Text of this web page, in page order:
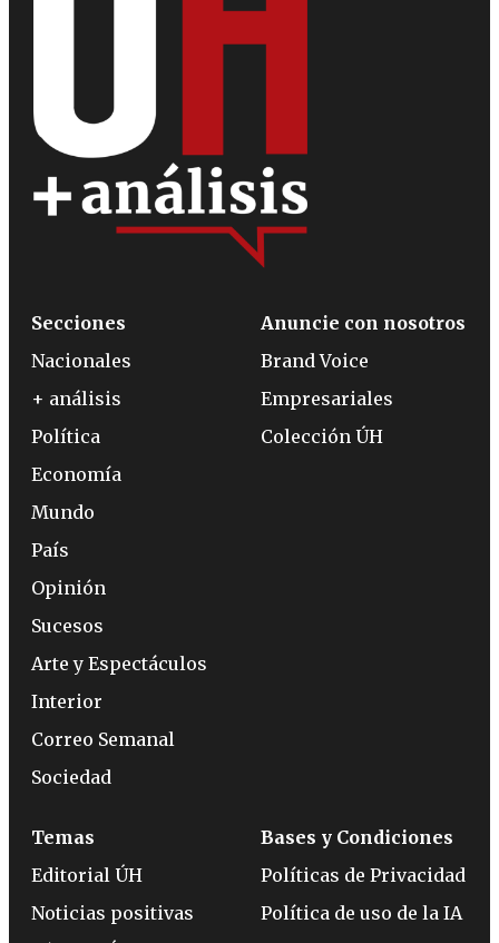
Secciones
Nacionales
+ análisis
Política
Economía
Mundo
País
Opinión
Sucesos
Arte y Espectáculos
Interior
Correo Semanal
Sociedad
Anuncie con nosotros
Brand Voice
Empresariales
Colección ÚH
Temas
Editorial ÚH
Noticias positivas
Bases y Condiciones
Políticas de Privacidad
Política de uso de la IA